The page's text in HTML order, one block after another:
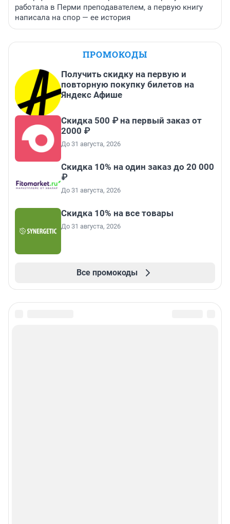
работала в Перми преподавателем, а первую книгу
написала на спор — ее история
ПРОМОКОДЫ
Получить скидку на первую и
повторную покупку билетов на
Яндекс Афише
Скидка 500 ₽ на первый заказ от
2000 ₽
До 31 августа, 2026
Скидка 10% на один заказ до 20 000
₽
До 31 августа, 2026
Скидка 10% на все товары
До 31 августа, 2026
Все промокоды